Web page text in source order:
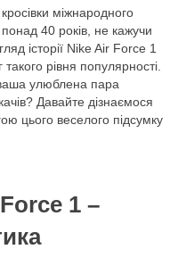
міжнародного
40 років, не кажучи
історії Nike Air Force 1
рівня популярності.
улюблена пара
Давайте дізнаємося
цього веселого підсумку
1 –